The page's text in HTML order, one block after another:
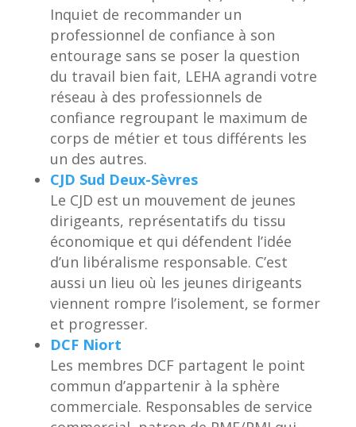
Inquiet de recommander un
professionnel de confiance à son
entourage sans se poser la question
du travail bien fait, LEHA agrandi votre
réseau à des professionnels de
confiance regroupant le maximum de
corps de métier et tous différents les
un des autres.
CJD Sud Deux-Sèvres
Le CJD est un mouvement de jeunes
dirigeants, représentatifs du tissu
économique et qui défendent l’idée
d’un libéralisme responsable. C’est
aussi un lieu où les jeunes dirigeants
viennent rompre l’isolement, se former
et progresser.
DCF Niort
Les membres DCF partagent le point
commun d’appartenir à la sphère
commerciale. Responsables de service